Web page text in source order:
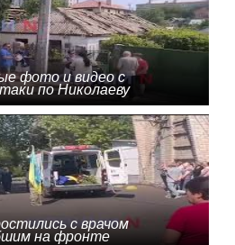
фото и видео с
по Николаеву
с врачом
на фронте